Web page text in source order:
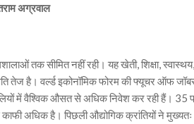
अग्रवाल
तक सीमित नहीं रही। यह खेती, शिक्षा,
तेज है। वर्ल्ड इकोनॉमिक फोरम की फ्यूचर ऑफ
में वैश्विक औसत से अधिक निवेश कर रही हैं। 35
अधिक है। पिछली औद्योगिक क्रांतियों ने